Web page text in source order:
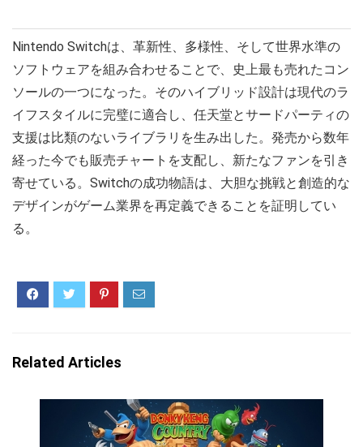
Nintendo Switchは、革新性、多様性、そして世界水準の
ソフトウェアを組み合わせることで、史上最も売れたコン
ソールの一つになった。そのハイブリッド設計は現代のラ
イフスタイルに完璧に適合し、任天堂とサードパーティの
支援は比類のないライブラリを生み出した。発売から数年
経った今でも販売チャートを支配し、新たなファンを引き
寄せている。Switchの成功物語は、大胆な挑戦と創造的な
デザインがゲーム業界を再定義できることを証明してい
る。
Related Articles